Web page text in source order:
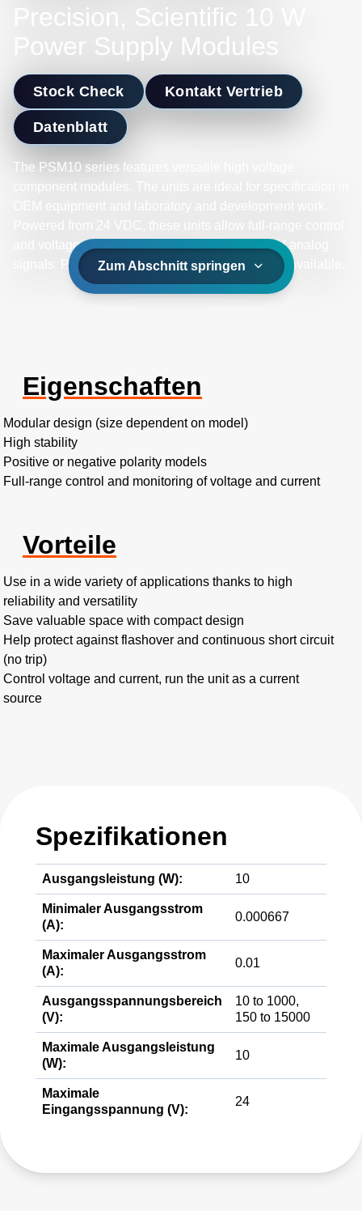
Precision, Scientific 10 W
Power Supply Modules
Stock Check Kontakt Vertrieb
Datenblatt
The PSM10 series features versatile high voltage
component modules. The units are ideal for specification in
and voltage and current monitoring via 0 to 10 V analog
signals. Positive or negative polarity models are available.
Zum Abschnitt springen
Eigenschaften
Modular design (size dependent on model)
High stability
Positive or negative polarity models
Full-range control and monitoring of voltage and current
Vorteile
Use in a wide variety of applications thanks to high
reliability and versatility
Save valuable space with compact design
Help protect against flashover and continuous short circuit
(no trip)
Control voltage and current, run the unit as a current
source
Spezifikationen
Ausgangsleistung (W): 10
Minimaler Ausgangsstrom
(A):
0.000667
Maximaler Ausgangsstrom
(A):
0.01
Ausgangsspannungsbereich
(V):
10 to 1000,
150 to 15000
Maximale Ausgangsleistung
(W):
10
Maximale
Eingangsspannung (V):
24